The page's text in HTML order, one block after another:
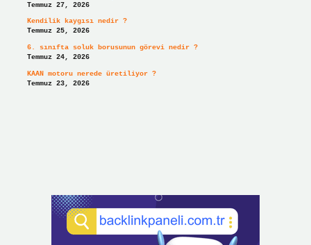
Temmuz 27, 2026
Kendilik kaygısı nedir ?
Temmuz 25, 2026
6. sınıfta soluk borusunun görevi nedir ?
Temmuz 24, 2026
KAAN motoru nerede üretiliyor ?
Temmuz 23, 2026